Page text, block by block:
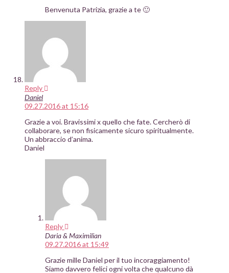
Benvenuta Patrizia, grazie a te 🙂
Reply
Daniel
09.27.2016 at 15:16
Grazie a voi. Bravissimi x quello che fate. Cercherò di
collaborare, se non fisicamente sicuro spiritualmente.
Un abbraccio d’anima.
Daniel
Reply
Daria & Maximilian
09.27.2016 at 15:49
Grazie mille Daniel per il tuo incoraggiamento!
Siamo davvero felici ogni volta che qualcuno dà